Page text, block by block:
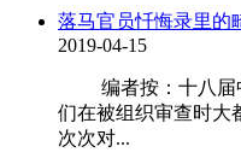
落马官员忏悔录里的
2019-04-15
编者按：十八届中
们在被组织审查时
次次对...